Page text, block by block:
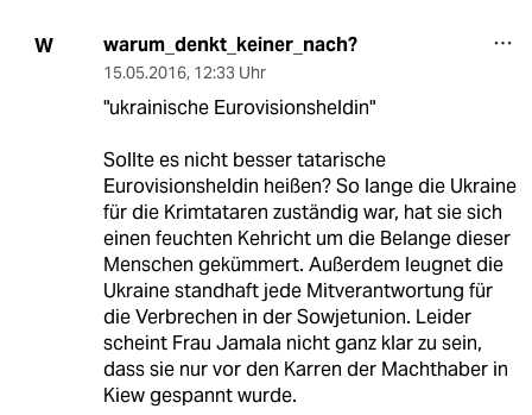
W warum_denkt_keiner_nach?
15.05.2016, 12:33 Uhr
"ukrainische Eurovisionsheldin"
Sollte es nicht besser tatarische
Eurovisionsheldin heißen? So lange die Ukraine
für die Krimtataren zuständig war, hat sie sich
einen feuchten Kehricht um die Belange dieser
Menschen gekümmert. Außerdem leugnet die
Ukraine standhaft jede Mitverantwortung für
die Verbrechen in der Sowjetunion. Leider
scheint Frau Jamala nicht ganz klar zu sein,
dass sie nur vor den Karren der Machthaber in
Kiew gespannt wurde.